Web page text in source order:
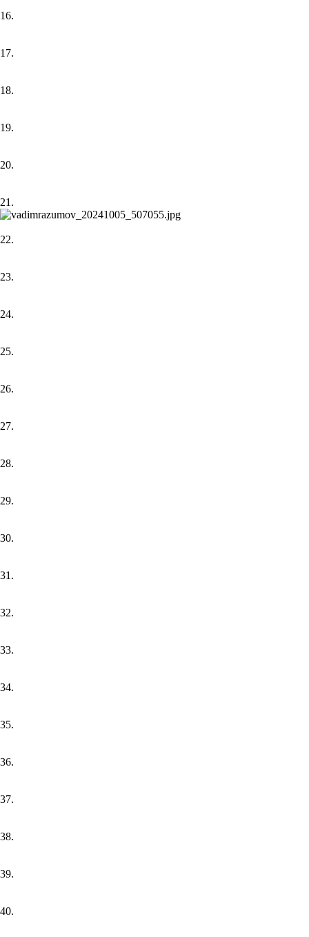
16.
17.
18.
19.
20.
21.
22.
23.
24.
25.
26.
27.
28.
29.
30.
31.
32.
33.
34.
35.
36.
37.
38.
39.
40.